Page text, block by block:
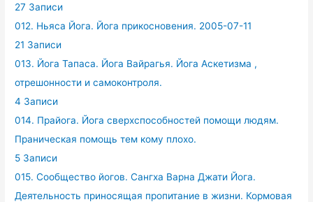
27 Записи
012. Ньяса Йога. Йога прикосновения. 2005-07-11
21 Записи
013. Йога Тапаса. Йога Вайрагья. Йога Аскетизма ,
отрешонности и самоконтроля.
4 Записи
014. Прайога. Йога сверхспособностей помощи людям.
Праническая помощь тем кому плохо.
5 Записи
015. Сообщество йогов. Сангха Варна Джати Йога.
Деятельность приносящая пропитание в жизни. Кормовая